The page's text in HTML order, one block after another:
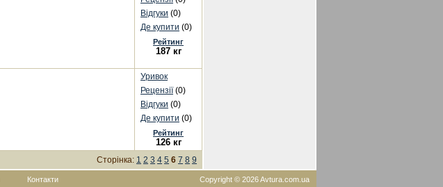
Відгуки (0)
Де купити (0)
Рейтинг
187 кг
Уривок
Рецензії(0)
Відгуки (0)
Де купити (0)
Рейтинг
126 кг
Сторінка: 1 2 3 4 5 6 7 8 9
Контакти Copyright © 2026 Avtura.com.ua